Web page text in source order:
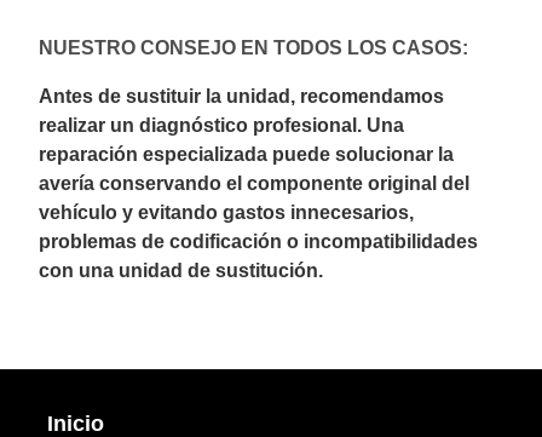
NUESTRO CONSEJO EN TODOS LOS CASOS:
Antes de sustituir la unidad, recomendamos
realizar un diagnóstico profesional. Una
reparación especializada puede solucionar la
avería conservando el componente original del
vehículo y evitando gastos innecesarios,
problemas de codificación o incompatibilidades
con una unidad de sustitución.
Inicio